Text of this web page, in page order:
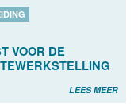
VOOR DE
LEES MEER